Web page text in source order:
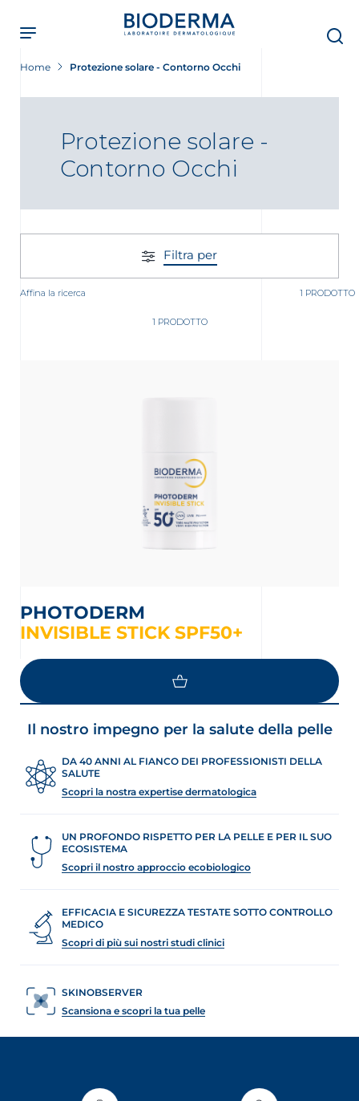
main
content
Home Protezione solare - Contorno Occhi
Protezione solare -
Contorno Occhi
Filtra per
Affina la ricerca 1 PRODOTTO
1 PRODOTTO
PHOTODERM
INVISIBLE STICK SPF50+
Il nostro impegno per la salute della pelle
DA 40 ANNI AL FIANCO DEI PROFESSIONISTI DELLA
SALUTE
Scopri la nostra expertise dermatologica
UN PROFONDO RISPETTO PER LA PELLE E PER IL SUO
ECOSISTEMA
Scopri il nostro approccio ecobiologico
EFFICACIA E SICUREZZA TESTATE SOTTO CONTROLLO
MEDICO
Scopri di più sui nostri studi clinici
SKINOBSERVER
Scansiona e scopri la tua pelle